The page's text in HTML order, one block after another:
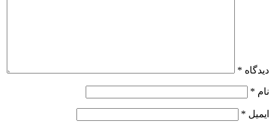
دیدگاه *
نام *
ایمیل *